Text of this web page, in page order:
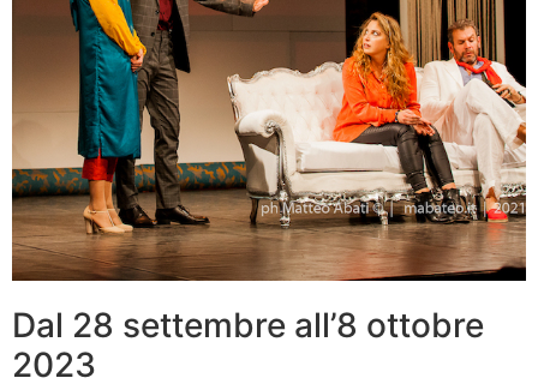
Dal 28 settembre all’8 ottobre
2023